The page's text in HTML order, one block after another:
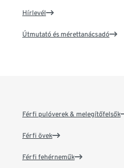
Hírlevél
Útmutató és mérettanácsadó
Férfi pulóverek & melegítőfelsők
Férfi övek
Férfi fehérneműk